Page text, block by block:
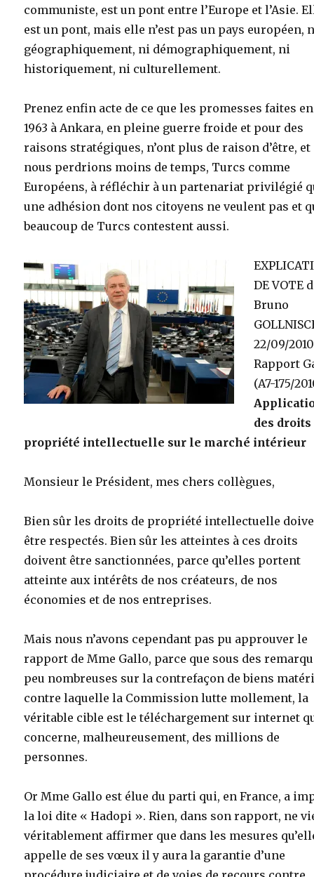
communiste, est un pont entre l’Europe et l’Asie.
est un pont, mais elle n’est pas un pays européen,
géographiquement, ni démographiquement, ni
historiquement, ni culturellement.
Prenez enfin acte de ce que les promesses faites en
1963 à Ankara, en pleine guerre froide et pour des
raisons stratégiques, n’ont plus de raison d’être, et
nous perdrions moins de temps, Turcs comme
Européens, à réfléchir à un partenariat privilégié
une adhésion dont nos citoyens ne veulent pas et
beaucoup de Turcs contestent aussi.
DE VOTE
Bruno
22/09/2010
Rapport
(A7-175/
des droits
propriété intellectuelle sur le marché intérieur
Monsieur le Président, mes chers collègues,
Bien sûr les droits de propriété intellectuelle
être respectés. Bien sûr les atteintes à ces droits
doivent être sanctionnées, parce qu’elles portent
atteinte aux intérêts de nos créateurs, de nos
économies et de nos entreprises.
Mais nous n’avons cependant pas pu approuver le
rapport de Mme Gallo, parce que sous des
peu nombreuses sur la contrefaçon de biens
contre laquelle la Commission lutte mollement, la
véritable cible est le téléchargement sur internet
concerne, malheureusement, des millions de
personnes.
Or Mme Gallo est élue du parti qui, en France, a
la loi dite « Hadopi ». Rien, dans son rapport, ne
véritablement affirmer que dans les mesures
appelle de ses vœux il y aura la garantie d’une